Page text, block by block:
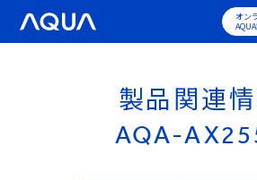
オン
製品関連
AQA-